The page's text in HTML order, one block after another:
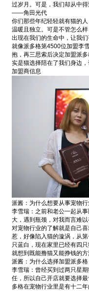
过岁月。可是，我们却从中得
——角田光代
你们那些年纪轻轻就有猫的
温暖且独立。可是不管怎么
出现在我们的生命中，让我们
就像派多格第4500位加盟李
抱，再三思索后决定加盟派
实是猫选择陪在了我们身边
加盟商信息
派酱：为什么想要从事宠物
李雪瑞：之前和老公一起从
大，遇到瓶颈，对我而言难
对宠物行业的了解就是自己
惹，好像陷入猫的漩涡，从
只蓝白，现在家里已经有四
就想到既能撸猫又能挣钱的
派酱：为什么选择加盟派多
李雪瑞：曾经买到过两只星
任，所以自己开店就要选择
多格在宠物行业里是有十二